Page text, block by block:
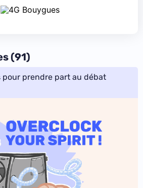
(91)
prendre part au débat